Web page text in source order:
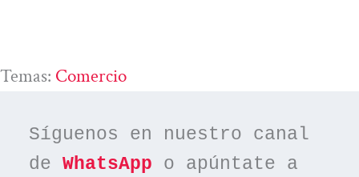
Temas: Comercio
Síguenos en nuestro canal
de WhatsApp o apúntate a